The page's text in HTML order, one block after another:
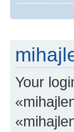
Your